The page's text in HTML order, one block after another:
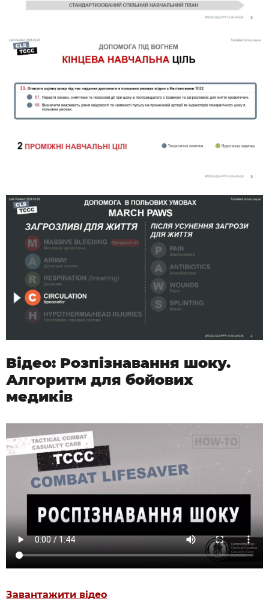
Відео: Розпізнавання шоку.
Алгоритм для бойових
медиків
Завантажити відео